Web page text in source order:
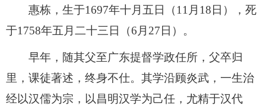
惠栋，生于1697年十月五日（11月18日），死
于1758年五月二十三日（6月27日）。
早年，随其父至广东提督学政任所，父卒归
里，课徒著述，终身不仕。其学沿顾炎武，一生治
经以汉儒为宗，以昌明汉学为己任，尤精于汉代